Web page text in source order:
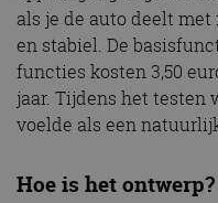
als je de auto deelt
en stabiel. De
functies kosten 3,50
jaar. Tijdens het testen
voelde als een
Hoe is het ontwerp?